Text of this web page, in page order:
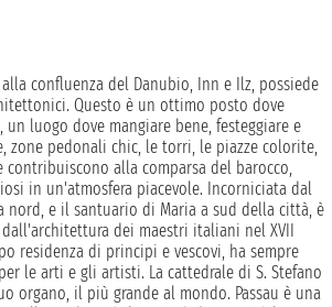
confluenza del Danubio, Inn e Ilz, possiede
Questo è un ottimo posto dove
un luogo dove mangiare bene, festeggiare e
zone pedonali chic, le torri, le piazze colorite,
contribuiscono alla comparsa del barocco,
in un'atmosfera piacevole. Incorniciata dal
nord, e il santuario di Maria a sud della città, è
dei maestri italiani nel XVII
residenza di principi e vescovi, ha sempre
le arti e gli artisti. La cattedrale di S. Stefano
organo, il più grande al mondo. Passau è una